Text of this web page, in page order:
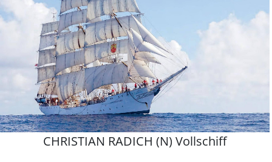
CHRISTIAN RADICH (N) Vollschiff